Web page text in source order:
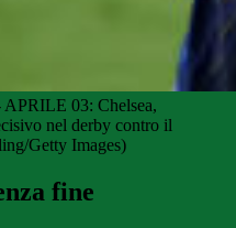
03: Chelsea,
nel derby contro il
Getty Images)
fine